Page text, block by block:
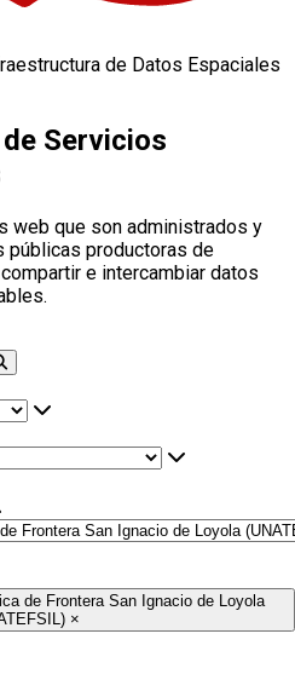
de Datos Espaciales
Servicios
web que son administrados y
públicas productoras de
e intercambiar datos
de Frontera San Ignacio de Loyola
×